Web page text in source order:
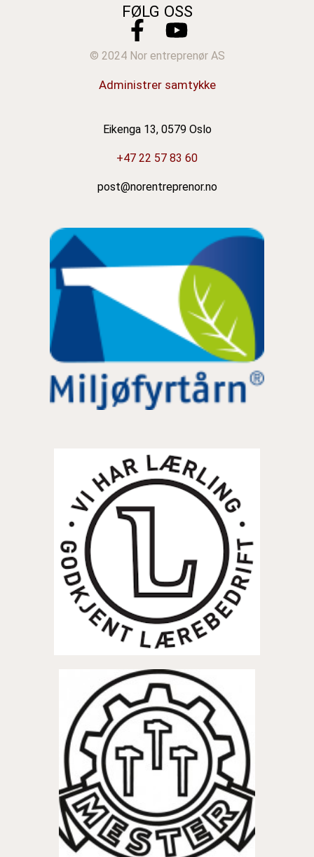
FØLG OSS
© 2024 Nor entreprenør AS
Administrer samtykke
Eikenga 13, 0579 Oslo
+47 22 57 83 60
post@norentreprenor.no